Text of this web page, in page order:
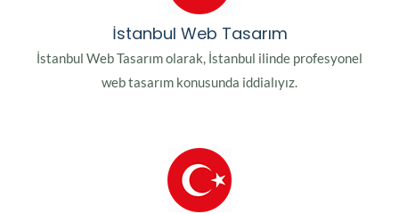
İstanbul Web Tasarım
İstanbul Web Tasarım olarak, İstanbul ilinde profesyonel
web tasarım konusunda iddialıyız.